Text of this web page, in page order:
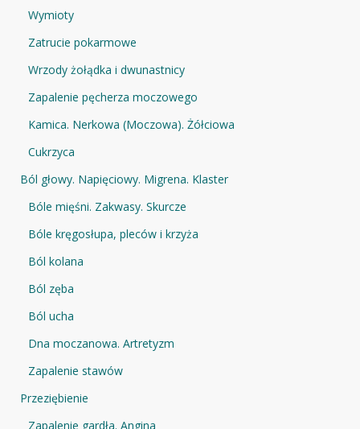
Wymioty
Zatrucie pokarmowe
Wrzody żołądka i dwunastnicy
Zapalenie pęcherza moczowego
Kamica. Nerkowa (Moczowa). Żółciowa
Cukrzyca
Ból głowy. Napięciowy. Migrena. Klaster
Bóle mięśni. Zakwasy. Skurcze
Bóle kręgosłupa, pleców i krzyża
Ból kolana
Ból zęba
Ból ucha
Dna moczanowa. Artretyzm
Zapalenie stawów
Przeziębienie
Zapalenie gardła. Angina